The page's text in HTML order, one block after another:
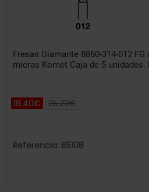
Fresas Diamante 8860-314-012
micras Komet Caja de 5 unidades.
18.40€ 25.20€
Referencia: 65108